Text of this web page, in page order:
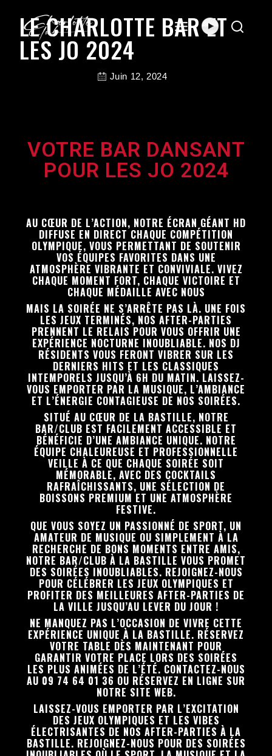
LE CHARLOTTE BAR ET
LES JO 2024
Juin 12, 2024
VOTRE BAR DANSANT
POUR LES JO 2024
AU CŒUR DE L’ACTION, NOTRE ÉCRAN GÉANT HD
DIFFUSE EN DIRECT CHAQUE COMPÉTITION
OLYMPIQUE, VOUS PERMETTANT DE SOUTENIR
VOS ÉQUIPES FAVORITES DANS UNE
ATMOSPHÈRE VIBRANTE ET CONVIVIALE. VIVEZ
CHAQUE MOMENT FORT, CHAQUE VICTOIRE ET
CHAQUE MÉDAILLE AVEC NOUS
MAIS LA SOIRÉE NE S’ARRÊTE PAS LÀ. UNE FOIS
LES JEUX TERMINÉS, NOS AFTER-PARTIES
PRENNENT LE RELAIS POUR VOUS OFFRIR UNE
EXPÉRIENCE NOCTURNE INOUBLIABLE. NOS DJ
RÉSIDENTS VOUS FERONT VIBRER SUR LES
DERNIERS HITS ET LES CLASSIQUES
INTEMPORELS JUSQU’À 6H DU MATIN. LAISSEZ-
VOUS EMPORTER PAR LA MUSIQUE, L’AMBIANCE
ET L’ÉNERGIE CONTAGIEUSE DE NOS SOIRÉES.
SITUÉ AU CŒUR DE LA BASTILLE, NOTRE
BAR/CLUB EST FACILEMENT ACCESSIBLE ET
BÉNÉFICIE D’UNE AMBIANCE UNIQUE. NOTRE
ÉQUIPE CHALEUREUSE ET PROFESSIONNELLE
VEILLE À CE QUE CHAQUE SOIRÉE SOIT
MÉMORABLE, AVEC DES COCKTAILS
RAFRAÎCHISSANTS, UNE SÉLECTION DE
BOISSONS PREMIUM ET UNE ATMOSPHÈRE
FESTIVE.
QUE VOUS SOYEZ UN PASSIONNÉ DE SPORT, UN
AMATEUR DE MUSIQUE OU SIMPLEMENT À LA
RECHERCHE DE BONS MOMENTS ENTRE AMIS,
NOTRE BAR/CLUB À LA BASTILLE VOUS PROMET
DES SOIRÉES INOUBLIABLES. REJOIGNEZ-NOUS
POUR CÉLÉBRER LES JEUX OLYMPIQUES ET
PROFITER DES MEILLEURES AFTER-PARTIES DE
LA VILLE JUSQU’AU LEVER DU JOUR !
NE MANQUEZ PAS L’OCCASION DE VIVRE CETTE
EXPÉRIENCE UNIQUE À LA BASTILLE. RÉSERVEZ
VOTRE TABLE DÈS MAINTENANT POUR
GARANTIR VOTRE PLACE LORS DES SOIRÉES
LES PLUS ANIMÉES DE L’ÉTÉ. CONTACTEZ-NOUS
AU 09 74 64 01 36 OU RÉSERVEZ EN LIGNE SUR
NOTRE SITE WEB.
LAISSEZ-VOUS EMPORTER PAR L’EXCITATION
DES JEUX OLYMPIQUES ET LES VIBES
ÉLECTRISANTES DE NOS AFTER-PARTIES À LA
BASTILLE. REJOIGNEZ-NOUS POUR DES SOIRÉES